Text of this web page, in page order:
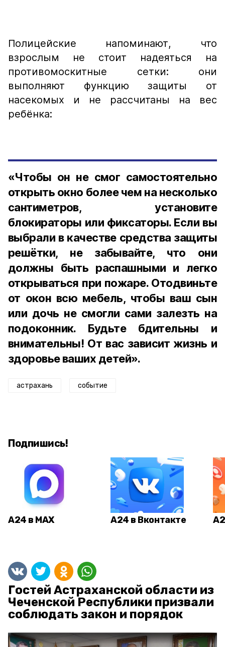
Полицейские напоминают, что
взрослым не стоит надеяться на
противомоскитные сетки: они
выполняют функцию защиты от
насекомых и не рассчитаны на вес
ребёнка:
«Чтобы он не смог самостоятельно
открыть окно более чем на несколько
сантиметров, установите
блокираторы или фиксаторы. Если вы
выбрали в качестве средства защиты
решётки, не забывайте, что они
должны быть распашными и легко
открываться при пожаре. Отодвиньте
от окон всю мебель, чтобы ваш сын
или дочь не смогли сами залезть на
подоконник. Будьте бдительны и
внимательны! От вас зависит жизнь и
здоровье ваших детей».
астрахань событие
Подпишись!
А24 в MAX А24 в Вконтакте
Гостей Астраханской области из
Чеченской Республики призвали
соблюдать закон и порядок